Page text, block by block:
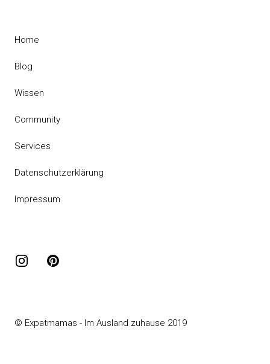
Home
Blog
Wissen
Community
Services
Datenschutzerklärung
Impressum
InstagramPinterest
© Expatmamas - Im Ausland zuhause 2019